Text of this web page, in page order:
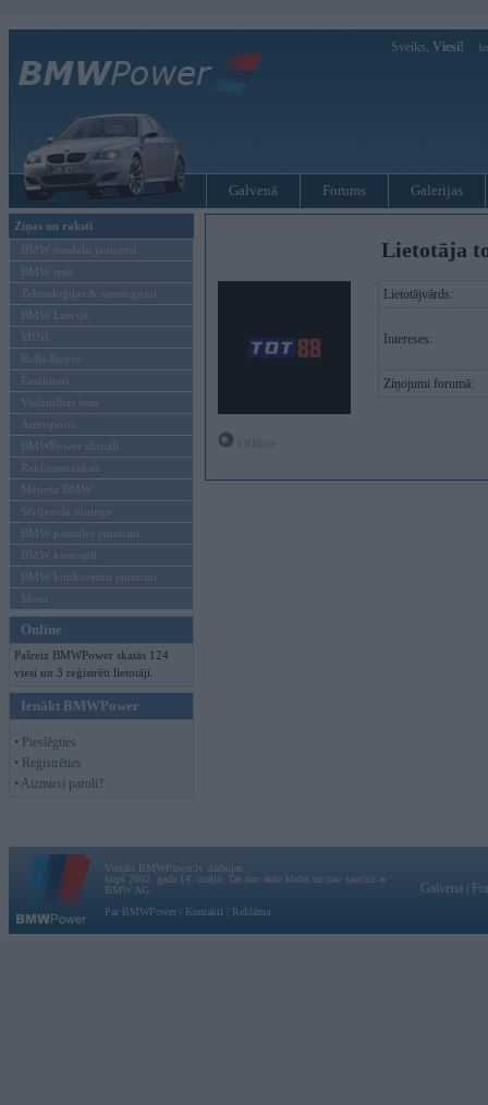
Sveiks, Viesi!
Galvenā Forums Galerijas
Ziņas un raksti
BMW modeļu jaunumi
BMW testi
Tehnoloģijas & sasniegumi
BMW Latvijā
MINI
Rolls-Royce
Pasākumi
Vadāmības tests
Autosports
BMWPower aktuāli
Reklāmas raksti
Mēneša BMW
Sērijveida tūnings
BMW pasaules jaunumi
BMW koncepti
BMW konkurentu jaunumi
Moto
Online
Pašreiz BMWPower skatās 124
viesi un 3 reģistrēti lietotāji.
Ienākt BMWPower
• Pieslēgties
• Reģistrēties
• Aizmirsi paroli?
Lietotāja
Lietotājvārds:
Intereses:
Ziņojumi forumā:
Vortāls BMWPower.lv darbojas
kopš 2002. gada 14. maija. Tas nav auto klubs un nav saistīts ar
BMW AG.
Par BMWPower
Kontakti Reklāma
Galvena